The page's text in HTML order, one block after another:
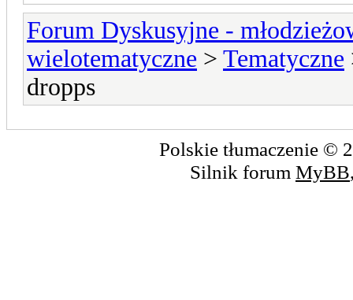
Forum Dyskusyjne -
wielotematyczne > Tematyczne
dropps
Polskie tłumaczenie ©
Silnik forum MyBB